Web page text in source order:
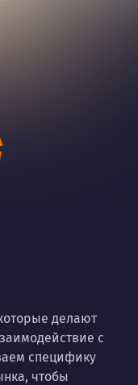
делают
с
специфику
чтобы